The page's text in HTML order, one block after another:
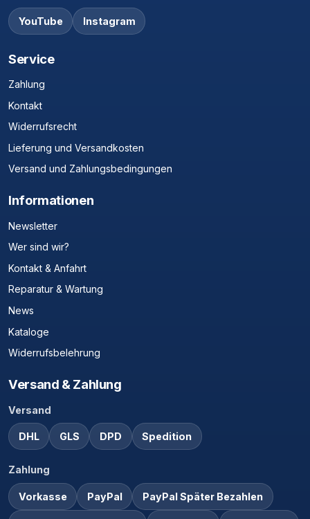
YouTube Instagram
Service
Zahlung
Kontakt
Widerrufsrecht
Lieferung und Versandkosten
Versand und Zahlungsbedingungen
Informationen
Newsletter
Wer sind wir?
Kontakt & Anfahrt
Reparatur & Wartung
News
Kataloge
Widerrufsbelehrung
Versand & Zahlung
Versand
DHL GLS DPD Spedition
Zahlung
Vorkasse PayPal PayPal Später Bezahlen